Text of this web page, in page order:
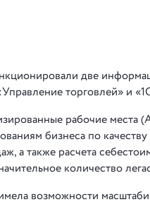
две
торговлей» и
рабочие места
бизнеса по
а также расчета
количество
возможности